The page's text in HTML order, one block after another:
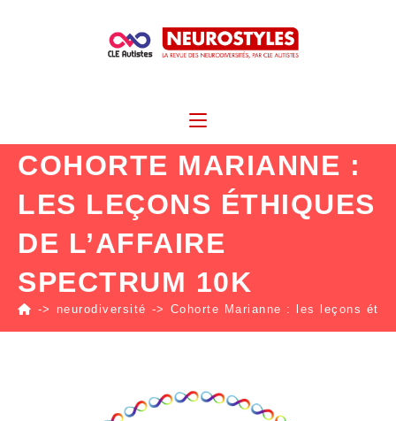
COHORTE MARIANNE :
LES LEÇONS ÉTHIQUES
DE L’AFFAIRE
SPECTRUM 10K
-> neurodiversité -> Cohorte Marianne : les leçons